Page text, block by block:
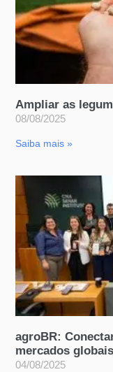
Ampliar as
08/08/2025
Saiba mais »
agroBR:
mercados globais
04/08/2025